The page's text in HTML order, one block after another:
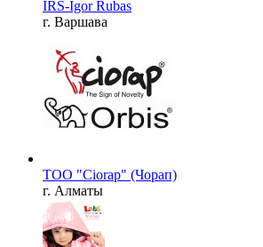
IRS-Igor Rubas
г. Варшава
ТОО "Ciorap" (Чорап)
г. Алматы